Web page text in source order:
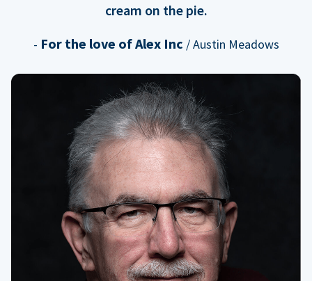
cream on the pie.
- For the love of Alex Inc / Austin Meadows